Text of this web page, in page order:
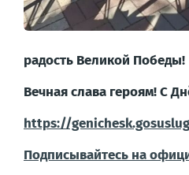
радость Великой Победы!
Вечная слава героям! С
https://
Подписывайтесь на